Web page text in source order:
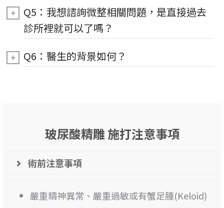
Q5：我想諮詢微整相關問題，是直接過去
診所裡就可以了嗎？
Q6：醫生的背景如何？
玻尿酸精雕 施打注意事項
術前注意事項
嚴重精神異常、嚴重過敏或有蟹足腫(Keloid)